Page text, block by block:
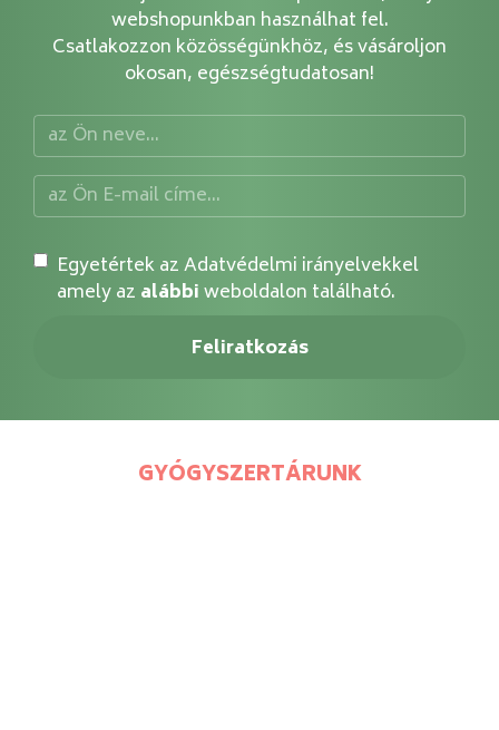
webshopunkban használhat fel.
Csatlakozzon közösségünkhöz, és vásároljon
okosan, egészségtudatosan!
Egyetértek az Adatvédelmi irányelvekkel
amely az alábbiweboldalon található.
GYÓGYSZERTÁRUNK